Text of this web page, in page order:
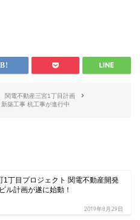
関電不動産三宮1丁目計画
築工事 杭工事が進行中
1丁目プロジェクト 関電不動産開発
ル計画が遂に始動！
2019年8月29日